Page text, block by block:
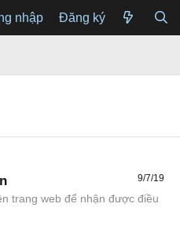
nhập Đăng ký
9/7/19
trang web để nhận được điều